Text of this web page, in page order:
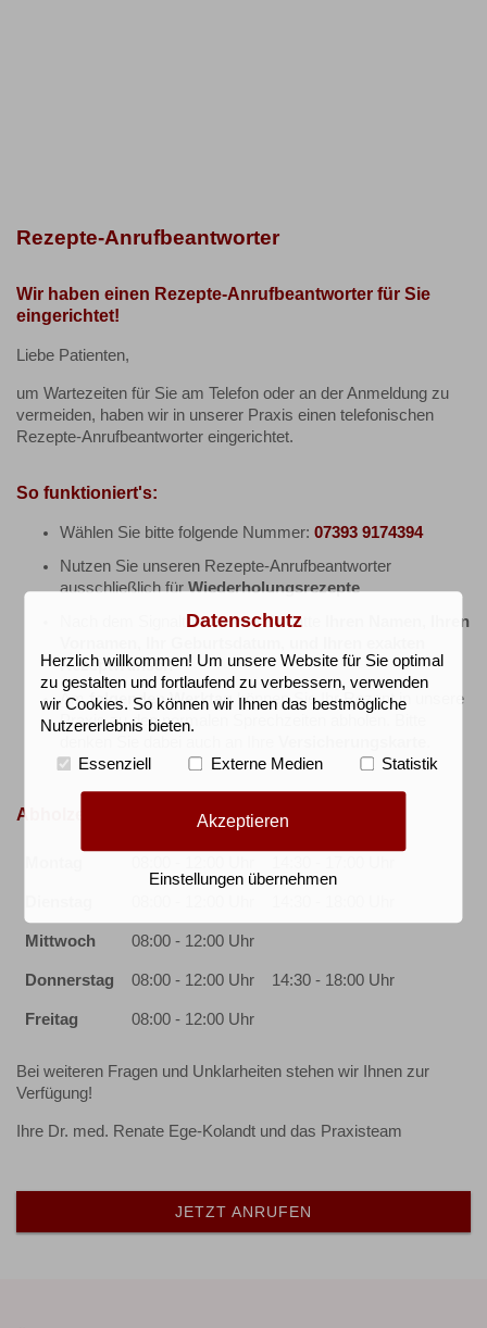
Rezepte-Anrufbeantworter
Wir haben einen Rezepte-Anrufbeantworter für Sie
eingerichtet!
Liebe Patienten,
um Wartezeiten für Sie am Telefon oder an der Anmeldung zu
vermeiden, haben wir in unserer Praxis einen telefonischen
Rezepte-Anrufbeantworter eingerichtet.
So funktioniert's:
Wählen Sie bitte folgende Nummer: 07393 9174394
Nutzen Sie unseren Rezepte-Anrufbeantworter
ausschließlich fürWiederholungsrezepte
Nach dem Signalton nennen Sie bitte
Ihren Namen, Ihren
Rezeptwunsch
Amfolgenden Werktagkönnen Sie Ihr Rezept in unsere
Praxis zu den normalen Sprechzeiten abholen. Bitte
Abholzeiten des Rezeptes
Mittwoch 08:00 - 12:00 Uhr
Donnerstag 08:00 - 12:00 Uhr 14:30 - 18:00 Uhr
Freitag 08:00 - 12:00 Uhr
Bei weiteren Fragen und Unklarheiten stehen wir Ihnen zur
Verfügung!
Ihre Dr. med. Renate Ege-Kolandt und das Praxisteam
JETZT ANRUFEN
Datenschutz
Herzlich willkommen! Um unsere Website für Sie optimal
zu gestalten und fortlaufend zu verbessern, verwenden
wir Cookies. So können wir Ihnen das bestmögliche
Nutzererlebnis bieten.
Essenziell Externe Medien Statistik
Akzeptieren
Einstellungen übernehmen